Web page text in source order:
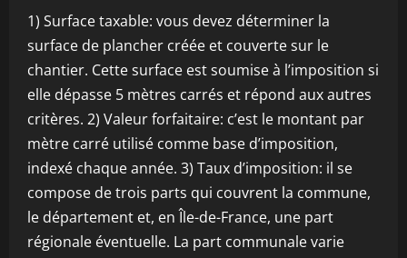
1) Surface taxable: vous devez déterminer la
surface de plancher créée et couverte sur le
chantier. Cette surface est soumise à l’imposition si
elle dépasse 5 mètres carrés et répond aux autres
critères. 2) Valeur forfaitaire: c’est le montant par
mètre carré utilisé comme base d’imposition,
indexé chaque année. 3) Taux d’imposition: il se
compose de trois parts qui couvrent la commune,
le département et, en Île-de-France, une part
régionale éventuelle. La part communale varie